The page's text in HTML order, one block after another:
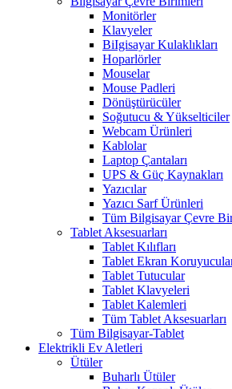
Monitörler
Klavyeler
BiIgisayar Kulaklıkları
Hoparlörler
Mouselar
Mouse Padleri
Dönüştürücüler
Soğutucu & Yükselticiler
Webcam Ürünleri
Kablolar
Laptop Çantaları
UPS & Güç Kaynakları
Yazıcılar
Yazıcı Sarf Ürünleri
Tüm Bilgisayar Çevre
Tablet Aksesuarları
Tablet Kılıfları
Tablet Ekran
Tablet Tutucular
Tablet Klavyeleri
Tablet Kalemleri
Tüm Tablet Aksesuarları
Tüm Bilgisayar-Tablet
Elektrikli Ev Aletleri
Ütüler
Buharlı Ütüler